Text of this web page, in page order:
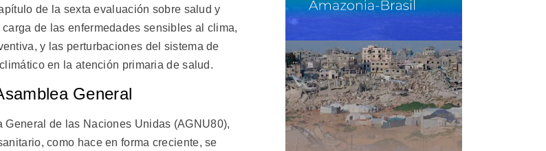
de la sexta evaluación sobre salud y
de las enfermedades sensibles al clima,
y las perturbaciones del sistema de
en la atención primaria de salud.
General
de las Naciones Unidas (AGNU80),
como hace en forma creciente, se